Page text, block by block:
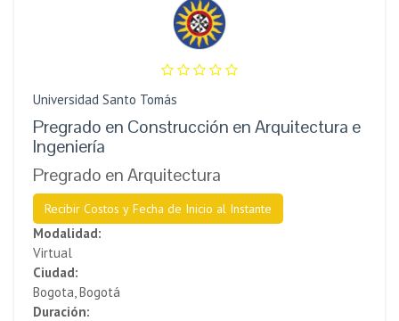
Universidad Santo Tomás
Pregrado en Construcción en Arquitectura e
Ingeniería
Pregrado en Arquitectura
Recibir Costos y Fecha de Inicio al Instante
Modalidad:
Virtual
Ciudad:
Bogota, Bogotá
Duración: